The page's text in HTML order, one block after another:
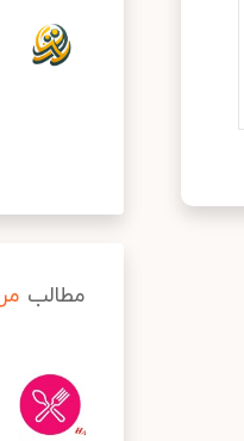
مطالب